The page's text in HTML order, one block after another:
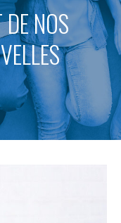
DE NOS